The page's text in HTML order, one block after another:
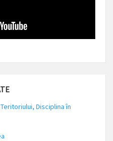
Disciplina în